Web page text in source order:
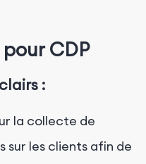
CDP
:
la collecte de
sur les clients afin de